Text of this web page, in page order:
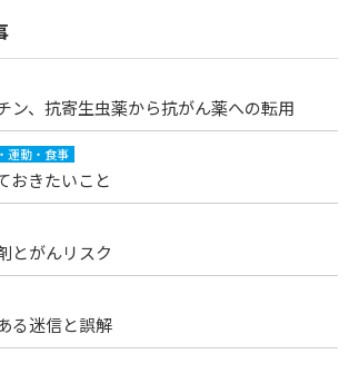
ン、抗寄生虫薬から抗がん薬への転用
運動・食事
おきたいこと
とがんリスク
る迷信と誤解